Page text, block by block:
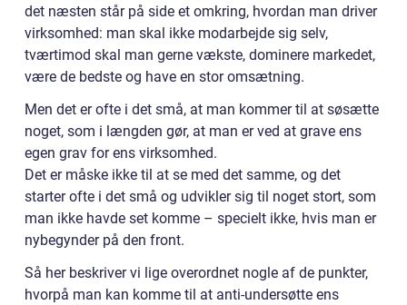
det næsten står på side et omkring, hvordan man driver
virksomhed: man skal ikke modarbejde sig selv,
tværtimod skal man gerne vækste, dominere markedet,
være de bedste og have en stor omsætning.
Men det er ofte i det små, at man kommer til at søsætte
noget, som i længden gør, at man er ved at grave ens
egen grav for ens virksomhed.
Det er måske ikke til at se med det samme, og det
starter ofte i det små og udvikler sig til noget stort, som
man ikke havde set komme – specielt ikke, hvis man er
nybegynder på den front.
Så her beskriver vi lige overordnet nogle af de punkter,
hvorpå man kan komme til at anti-undersøtte ens